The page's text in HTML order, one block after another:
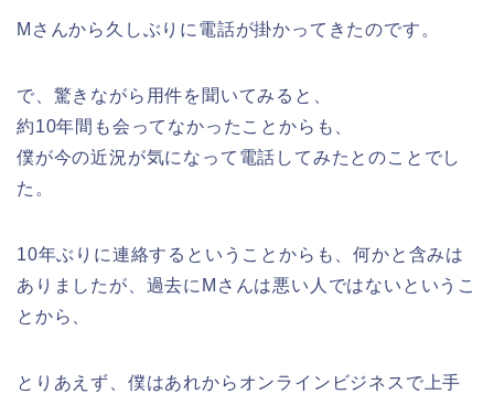
Mさんから久しぶりに電話が掛かってきたのです。
で、驚きながら用件を聞いてみると、
約10年間も会ってなかったことからも、
僕が今の近況が気になって電話してみたとのことでし
た。
10年ぶりに連絡するということからも、何かと含みは
ありましたが、過去にMさんは悪い人ではないというこ
とから、
とりあえず、僕はあれからオンラインビジネスで上手